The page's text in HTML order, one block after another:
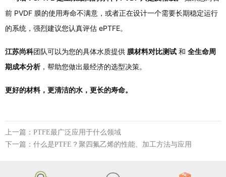
前 PVDF 膜的使用寿命不满意，或者正在设计一个需要长期稳定运行
的系统，强烈建议您认真评估 ePTFE。
江苏尚科团队可以为您的具体水质提供 膜材料对比测试 和 全生命周
期成本分析，帮助您做出最经济的选型决策。
更好的材料，更清洁的水，更长的寿命。
上一篇：PTFE最广泛应用于什么领域
下一篇：什么是PTFE？聚四氟乙烯的性能、加工方法与应用